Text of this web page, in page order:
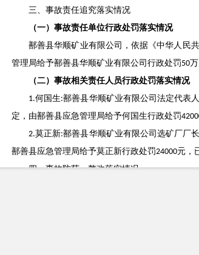
三、事故责任追究落实情况
（一）事故责任单位行政处罚落实情况
鄯善县华顺矿业有限公司，依据《中华人民
管理局给予鄯善县华顺矿业有限公司行政处罚50
（二）事故相关责任人员行政处罚落实情况
1.何国生:鄯善县华顺矿业有限公司法定代表
定，由鄯善县应急管理局给予何国生行政处罚
2.莫正新:鄯善县华顺矿业有限公司选矿厂厂
鄯善县应急管理局给予莫正新行政处罚24000元，
四、事故防范、整改落实情况